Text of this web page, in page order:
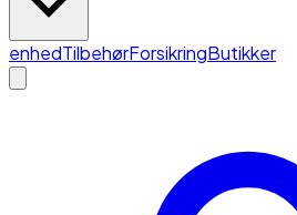
enhedTilbehørForsikringButikker